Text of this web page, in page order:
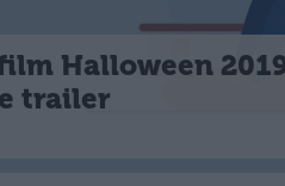
Halloween
trailer